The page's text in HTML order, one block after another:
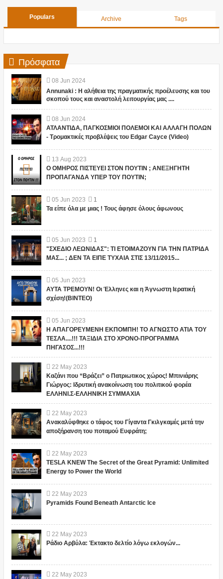
Populars Archive Tags
Πρόσφατα
08 Jun 2024
Annunaki : Η αλήθεια της πραγματικής προέλευσης και του
σκοπού τους και αναστολή λειτουργίας μας ....
08 Jun 2024
ΑΤΛΑΝΤΙΔΑ, ΠΑΓΚΟΣΜΙΟΙ ΠΟΛΕΜΟΙ ΚΑΙ ΑΛΛΑΓΗ ΠΟΛΩΝ
- Τρομακτικές προβλέψεις του Edgar Cayce (Video)
13 Aug 2023
Ο ΟΜΗΡΟΣ ΠΙΣΤΕΥΕΙ ΣΤΟΝ ΠΟΥΤΙΝ ; ΑΝΕΞΗΓΗΤΗ
ΠΡΟΠΑΓΑΝΔΑ ΥΠΕΡ ΤΟΥ ΠΟΥΤΙΝ;
05 Jun 2023
1
Τα είπε όλα με μιας ! Τους άφησε όλους άφωνους
05 Jun 2023
1
"ΣΧΕΔΙΟ ΛΕΩΝΙΔΑΣ": ΤΙ ΕΤΟΙΜΑΖΟΥΝ ΓΙΑ ΤΗΝ ΠΑΤΡΙΔΑ
ΜΑΣ... ; ΔΕΝ ΤΑ ΕΙΠΕ ΤΥΧΑΙΑ ΣΤΙΣ 13/11/2015...
05 Jun 2023
ΑΥΤΑ ΤΡΕΜΟΥΝ! Οι Έλληνες και η Άγνωστη Ιερατική
σχέση!(ΒΙΝΤΕΟ)
05 Jun 2023
Η ΑΠΑΓΟΡΕΥΜΕΝΗ ΕΚΠΟΜΠΗ! ΤΟ ΑΓΝΩΣΤΟ ΑΤΙΑ ΤΟΥ
ΤΕΣΛΑ....!!! ΤΑΞΙΔΙΑ ΣΤΟ ΧΡΟΝΟ-ΠΡΟΓΡΑΜΜΑ
ΠΗΓΑΣΟΣ...!!!
22 May 2023
Καζάνι που “Βράζει” ο Πατριωτικος χώρος! Μπινιάρης
Γιώργος: Ιδρυτική ανακοίνωση του πολιτικού φορέα
ΕΛΛΗΝΙ.Σ-ΕΛΛΗΝΙΚΗ ΣΥΜΜΑΧΙΑ
22 May 2023
Ανακαλύφθηκε ο τάφος του Γίγαντα Γκιλγκαμές μετά την
αποξήρανση του ποταμού Ευφράτη;
22 May 2023
TESLA KNEW The Secret of the Great Pyramid: Unlimited
Energy to Power the World
22 May 2023
Pyramids Found Beneath Antarctic Ice
22 May 2023
Ράδιο Αρβύλα: Έκτακτο δελτίο λόγω εκλογών...
22 May 2023